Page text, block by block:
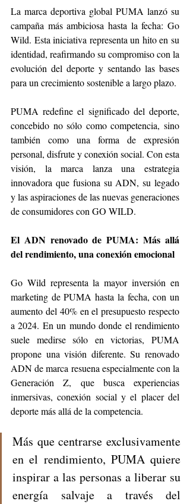
La marca deportiva global PUMA lanzó su
campaña más ambiciosa hasta la fecha: Go
Wild. Esta iniciativa representa un hito en su
identidad, reafirmando su compromiso con la
evolución del deporte y sentando las bases
para un crecimiento sostenible a largo plazo.
PUMA redefine el significado del deporte,
concebido no sólo como competencia, sino
también como una forma de expresión
personal, disfrute y conexión social. Con esta
visión, la marca lanza una estrategia
innovadora que fusiona su ADN, su legado
y las aspiraciones de las nuevas generaciones
de consumidores con GO WILD.
El ADN renovado de PUMA: Más allá
del rendimiento, una conexión emocional
Go Wild representa la mayor inversión en
marketing de PUMA hasta la fecha, con un
aumento del 40% en el presupuesto respecto
a 2024. En un mundo donde el rendimiento
suele medirse sólo en victorias, PUMA
propone una visión diferente. Su renovado
ADN de marca resuena especialmente con la
Generación Z, que busca experiencias
inmersivas, conexión social y el placer del
deporte más allá de la competencia.
Más que centrarse exclusivamente
en el rendimiento, PUMA quiere
inspirar a las personas a liberar su
energía salvaje a través del